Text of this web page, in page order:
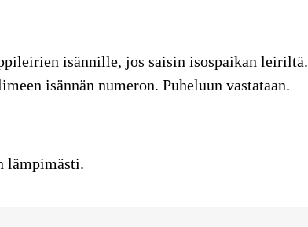
isännille, jos saisin isospaikan leiriltä.
isännän numeron. Puheluun vastataan.
lämpimästi.